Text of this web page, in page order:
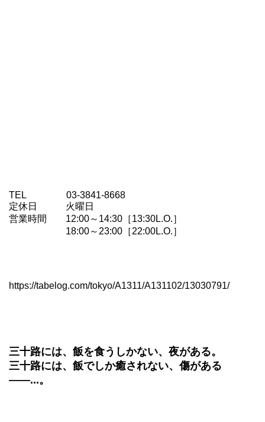
TEL 03-3841-8668
定休日 火曜日
営業時間 12:00～14:30［13:30L.O.］
18:00～23:00［22:00L.O.］
https://tabelog.com/tokyo/A1311/A131102/13030791/
三十路には、飯を食うしかない、夜がある。
三十路には、飯でしか癒されない、傷がある
――...。